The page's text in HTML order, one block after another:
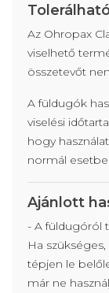
Az Ohropax
viselhető
összetevőt
A füldugók
viselési
hogy
normál
Ajánlott
- A füldugóról
Ha
tépjen le
már ne